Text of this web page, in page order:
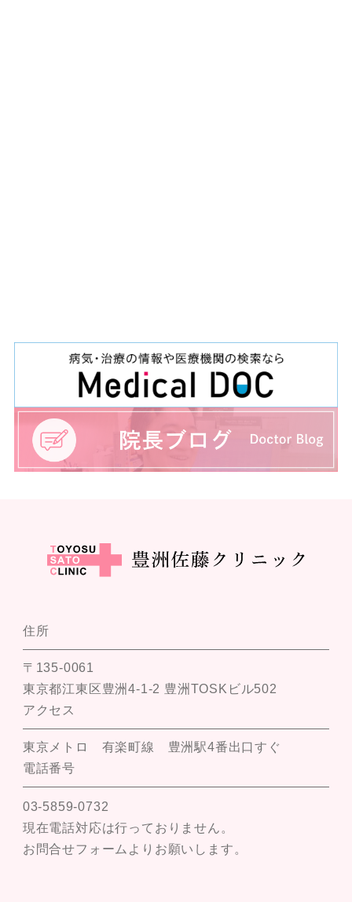
住所
〒135-0061
東京都江東区豊洲4-1-2 豊洲TOSKビル502
アクセス
東京メトロ 有楽町線 豊洲駅4番出口すぐ
電話番号
03-5859-0732
現在電話対応は行っておりません。
お問合せフォームよりお願いします。